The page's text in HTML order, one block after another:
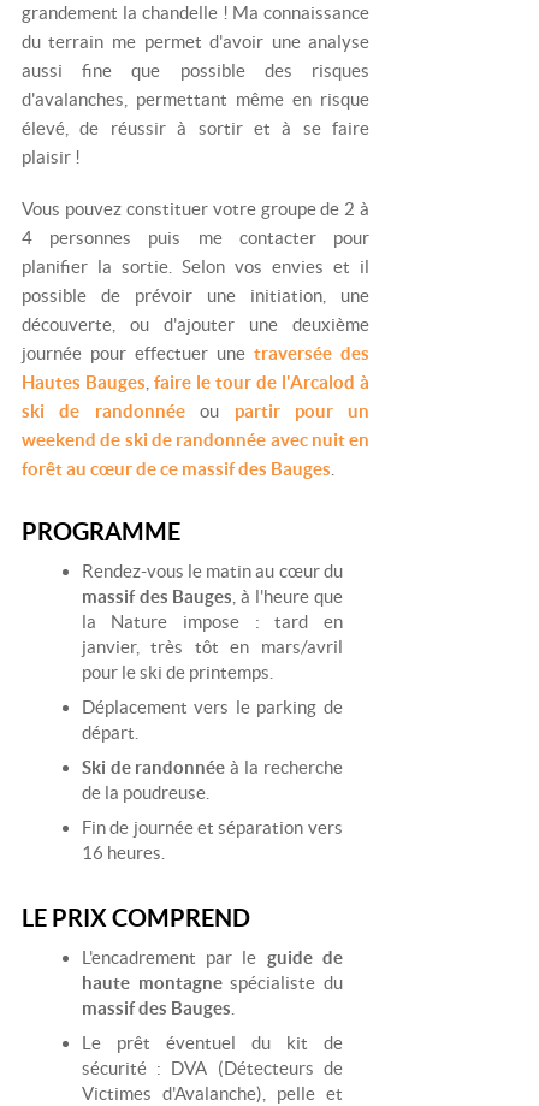
grandement la chandelle ! Ma connaissance
du terrain me permet d'avoir une analyse
aussi fine que possible des risques
d'avalanches, permettant même en risque
élevé, de réussir à sortir et à se faire
plaisir !
Vous pouvez constituer votre groupe de 2 à
4 personnes puis me contacter pour
planifier la sortie. Selon vos envies et il
possible de prévoir une initiation, une
découverte, ou d'ajouter une deuxième
journée pour effectuer une traversée des
Hautes Bauges ,faire le tour de l'Arcalod à
ski de randonnéeou partir pour un
weekend de ski de randonnée avec nuit en
forêt au cœur de ce massif des Bauges
PROGRAMME
Rendez-vous le matin au cœur du
massif des Bauges , à l'heure que
la Nature impose : tard en
janvier, très tôt en mars/avril
pour le ski de printemps.
Déplacement vers le parking de
départ.
Ski de randonnéeà la recherche
de la poudreuse.
Fin de journée et séparation vers
16 heures.
LE PRIX COMPREND
L'encadrement par le guide de
haute montagnespécialiste du
massif des Bauges
Le prêt éventuel du kit de
sécurité : DVA (Détecteurs de
Victimes d'Avalanche), pelle et